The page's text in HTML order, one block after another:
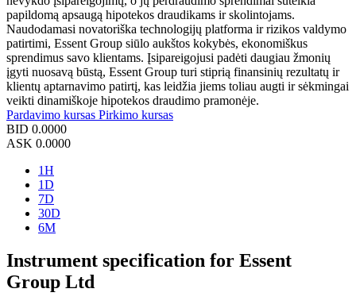
papildomą apsaugą hipotekos draudikams ir skolintojams.
Naudodamasi novatoriška technologijų platforma ir rizikos valdymo
patirtimi, Essent Group siūlo aukštos kokybės, ekonomiškus
sprendimus savo klientams. Įsipareigojusi padėti daugiau žmonių
įgyti nuosavą būstą, Essent Group turi stiprią finansinių rezultatų ir
klientų aptarnavimo patirtį, kas leidžia jiems toliau augti ir sėkmingai
veikti dinamiškoje hipotekos draudimo pramonėje.
Pardavimo kursas Pirkimo kursas
BID 0.0000
ASK 0.0000
1H
1D
7D
30D
6M
Instrument specification for Essent
Group Ltd